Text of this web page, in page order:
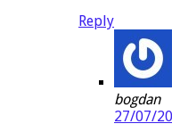
Reply
bogdan
27/07/